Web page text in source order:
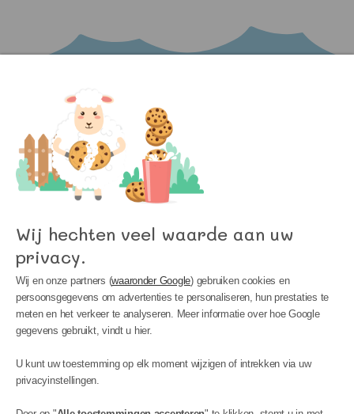
Word lid van onze nieuwsbrief en blijf op de
hoogte van het laatste nieuws bij Kinder
Meubels 24!
Wij hechten veel waarde aan uw
privacy.
Wij en onze partners (waaronder Google) gebruiken cookies en
persoonsgegevens om advertenties te personaliseren, hun prestaties te
meten en het verkeer te analyseren. Meer informatie over hoe Google
gegevens gebruikt, vindt u hier.
U kunt uw toestemming op elk moment wijzigen of intrekken via uw
privacyinstellingen.